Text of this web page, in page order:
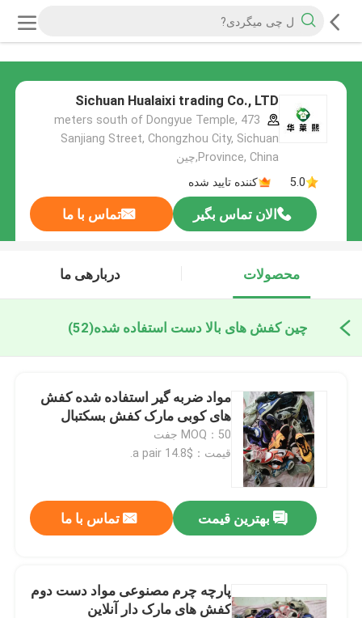
Sichuan Hualaixi trading Co., LTD
473 meters south of Dongyue Temple,
Sanjiang Street, Chongzhou City, Sichuan
Province, China,چین
5.0
کننده تایید شده
الان تماس بگیر تماس با ما
محصولات دربارهی ما
چین کفش های بالا دست استفاده شده(52)
مواد ضربه گیر استفاده شده کفش
های کوبی مارک کفش بسکتبال
MOQ：50 جفت
قیمت：$14.8 a pair.
بهترین قیمت تماس با ما
پارچه چرم مصنوعی مواد دست دوم
کفش های مارک دار آنلاین